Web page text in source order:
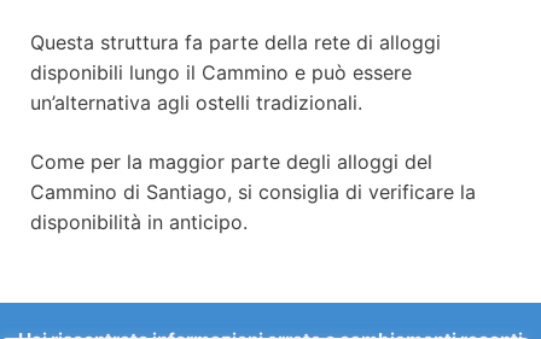
Questa struttura fa parte della rete di alloggi
disponibili lungo il Cammino e può essere
un’alternativa agli ostelli tradizionali.
Come per la maggior parte degli alloggi del
Cammino di Santiago, si consiglia di verificare la
disponibilità in anticipo.